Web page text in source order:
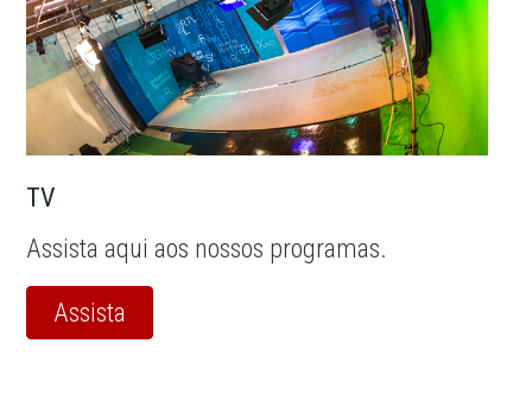
TV
Assista aqui aos nossos programas.
Assista